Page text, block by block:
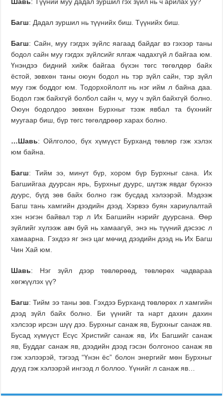
Багш: Дадал зуршил нь түүнийх биш. Түүнийх биш.
Багш: Сайн, муу гэгдэх зүйлс яагаад байдаг вэ гэхээр таны
бодол сайн муу гэгдэх зүйлсийг ялгаж чадахгүй л байгаа юм.
Үнэндээ бидний хийж байгаа бүхэн төгс төгөлдөр байх
ёстой, зөвхөн таны оюун бодол нь тэр зүйл сайн, тэр зүйл
муу гэж боддог юм. Тодорхойлолт нь нэг ийм л байна даа.
Бодол гэж байхгүй болбол сайн ч, муу ч зүйл байхгүй болно.
Оюун бодолдоо зөвхөн Бурхныг тээж явбал та бүхнийг
муугаар биш, бүр төгс төгөлдрөөр харах болно.
…Шавь: Ойлголоо, бүх хүмүүст Бурханд төвлөр гэж хэлэх
юм байна.
Багш: Тийм ээ, минут бүр, хором бүр Бурхныг сана. Их
Багшийгаа дуурсан ярь, Бурхныг дуурс, шүтэж явдаг бүхнээ
дуурс, бүгд зөв байх болно гэж бусдад хэлээрэй. Мэдээж
Багш тань хамгийн дээдийн дээд. Хэрвээ буян хариулалтай
хэн нэгэн байвал тэр л Их Багшийн нэрийг дуурсана. Өөр
зүйлийг хүлээж авч буй нь хамаагүй, энэ нь түүний дэсээс л
хамаарна. Гэхдээ яг энэ цаг мөчид дээдийн дээд нь Их Багш
Чин Хай юм.
Шавь: Нэг зүйл дээр төвлөрөөд, төвлөрөх чадвараа
хөгжүүлэх үү?
Багш: Тийм ээ таны зөв. Гэхдээ Бурханд төвлөрөх л хамгийн
дээд зүйл байх болно. Би үүнийг та нарт дахин дахин
хэлсээр ирсэн шүү дээ. Бурхныг санаж яв, Бурхныг санаж яв.
Бусад хүмүүст Есүс Христийг санаж яв, Их Багшийг санаж
яв, Буддаг санаж яв, дээдийн дээд гэсэн болгоноо санаж яв
гэж хэлээрэй, тэгээд “Үнэн ёс” болон энергийг мөн Бурхныг
дууд гэж хэлээрэй ингээд л боллоо. Үүнийг л санаж яв…